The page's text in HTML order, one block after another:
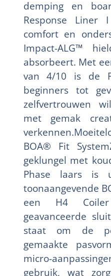
demping en
Response Liner
comfort en
Impact-ALG™
absorbeert. Met
van 4/10 is de
beginners tot
zelfvertrouwen
met gemak
BOA® Fit
geklungel met
Phase laars is
toonaangevende
een H4
geavanceerde
staat om de
gemaakte
micro-
gebruik, wat